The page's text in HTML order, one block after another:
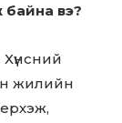
вэ?
жилийн